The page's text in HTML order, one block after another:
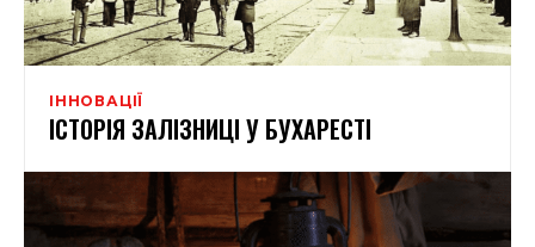
ІННОВАЦІЇ
ІСТОРІЯ ЗАЛІЗНИЦІ У БУХАРЕСТІ